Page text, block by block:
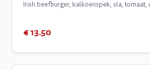
Irish beefburger, kalkoenspek, sla, tomaat,
€ 13.50